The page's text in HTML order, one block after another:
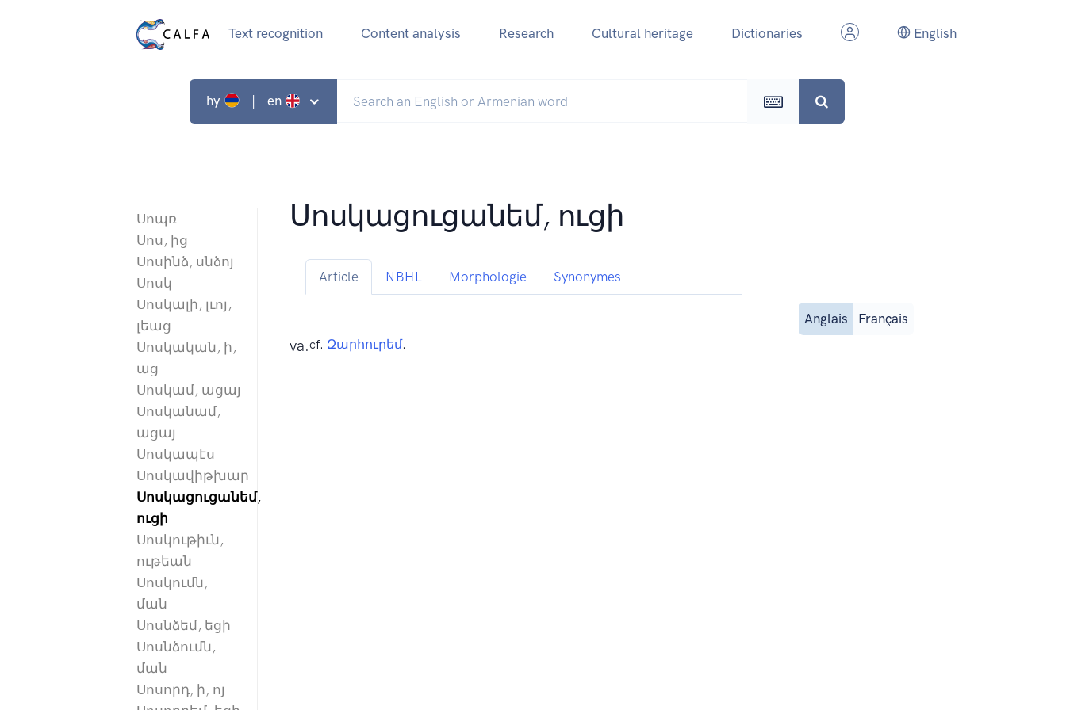
Text recognition Content analysis Research Cultural heritage Dictionaries English
hy | en
Սոպռ
Սոս, ից
Սոսինձ, սնձոյ
Սոսկ
Սոսկալի, լւոյ,
լեաց
Սոսկական, ի,
աց
Սոսկամ, ացայ
Սոսկանամ,
ացայ
Սոսկապէս
Սոսկավիթխար
Սոսկացուցանեմ,
ուցի
Սոսկութիւն,
ութեան
Սոսկումն,
ման
Սոսնձեմ, եցի
Սոսնձումն,
ման
Սոսորդ, ի, ոյ
Սոսկացուցանեմ, ուցի
Article NBHL Morphologie Synonymes
Anglais Français
va.cf. Զարհուրեմ.